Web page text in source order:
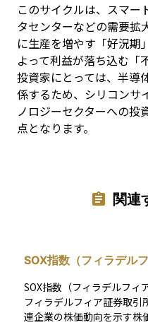
このサイクルは、スマー
タセンターなどの需要拡
に生産を増やす「好況期
よって利益が落ち込む「
投資家にとっては、半導
係するため、シリコンサ
ノロジーセクターへの投
点となります。
関連
SOX指数（フィラデル
SOX指数（フィラデルフィ
フィラデルフィア証券取
連企業の株価動向を示す株